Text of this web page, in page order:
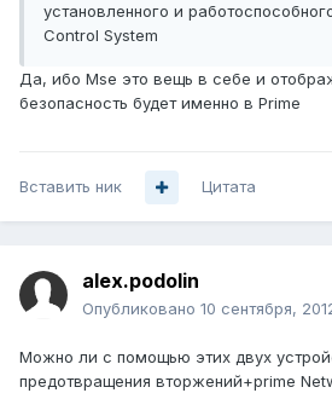
установленного и
Control System
Да, ибо Mse это вещь в себе и
безопасность будет именно в Prime
Вставить ник Цитата
alex.podolin
Опубликовано 10 сентября,
Можно ли с помощью этих двух
предотвращения вторжений+prime